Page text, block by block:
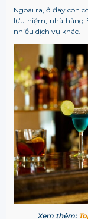
Ngoài ra, ở đây còn
lưu niệm, nhà hàng
nhiều dịch vụ khác.
Xem thêm: